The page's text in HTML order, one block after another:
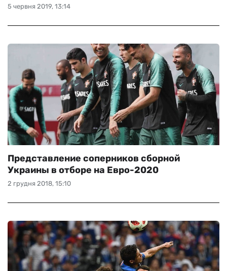
5 червня 2019, 13:14
2 грудня 2018, 15:10
Представление соперников сборной
Украины в отборе на Евро-2020